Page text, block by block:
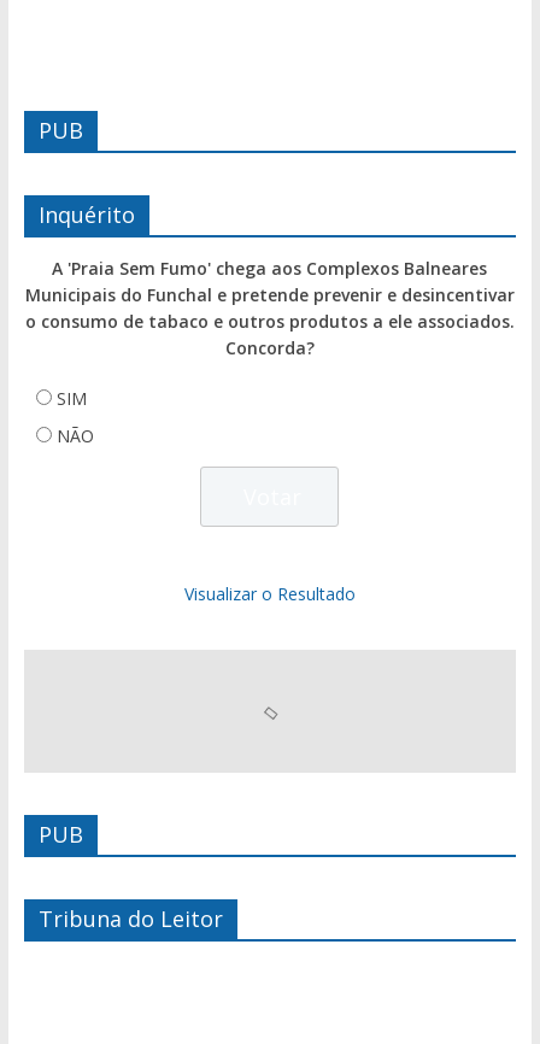
PUB
Inquérito
A 'Praia Sem Fumo' chega aos Complexos Balneares
Municipais do Funchal e pretende prevenir e desincentivar
o consumo de tabaco e outros produtos a ele associados.
Concorda?
SIM
NÃO
Visualizar o Resultado
PUB
Tribuna do Leitor